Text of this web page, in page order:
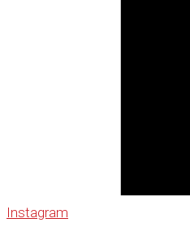
Instagram